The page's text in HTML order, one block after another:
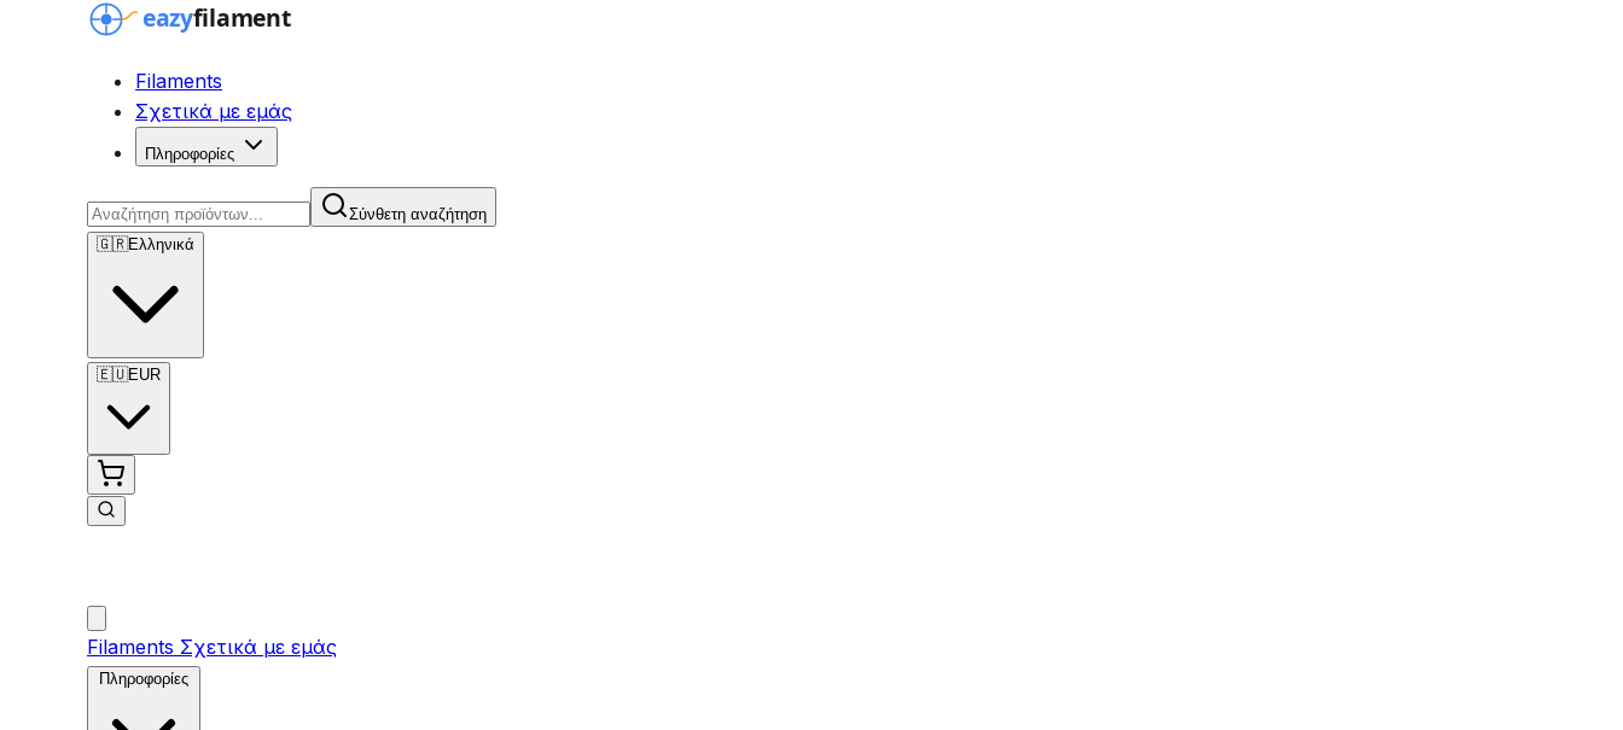
Filaments
Σχετικά με εμάς
Πληροφορίες
Σύνθετη αναζήτηση
🇬🇷Ελληνικά
🇪🇺EUR
Filaments Σχετικά με εμάς